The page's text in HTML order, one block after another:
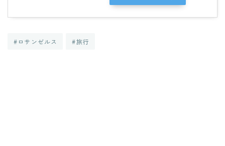
#ロサンゼルス #旅行